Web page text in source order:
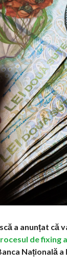
a anunțat că
de fixing
Națională a